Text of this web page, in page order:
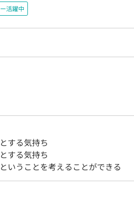
活躍中
する気持ち
する気持ち
いうことを考えることができる